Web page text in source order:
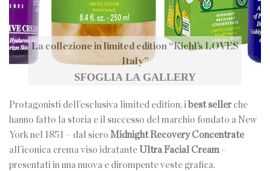
La collezione in limited edition “Kiehl’s LOVES
Italy”
SFOGLIA LA GALLERY
Protagonisti dell’esclusiva limited edition, i best seller che
hanno fatto la storia e il successo del marchio fondato a New
York nel 1851 – dal
siero Midnight Recovery Concentrate
all’iconica crema viso idratante Ultra Facial Cream –
presentati in una nuova e dirompente veste grafica.